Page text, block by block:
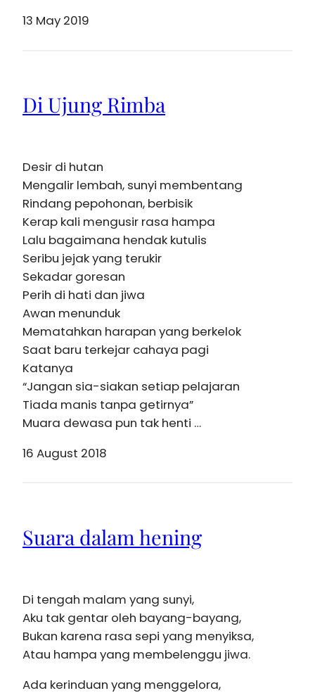
13 May 2019
Di Ujung Rimba
Desir di hutan
Mengalir lembah, sunyi membentang
Rindang pepohonan, berbisik
Kerap kali mengusir rasa hampa
Lalu bagaimana hendak kutulis
Seribu jejak yang terukir
Sekadar goresan
Perih di hati dan jiwa
Awan menunduk
Mematahkan harapan yang berkelok
Saat baru terkejar cahaya pagi
Katanya
“Jangan sia-siakan setiap pelajaran
Tiada manis tanpa getirnya”
Muara dewasa pun tak henti …
16 August 2018
Suara dalam hening
Di tengah malam yang sunyi,
Aku tak gentar oleh bayang-bayang,
Bukan karena rasa sepi yang menyiksa,
Atau hampa yang membelenggu jiwa.
Ada kerinduan yang menggelora,